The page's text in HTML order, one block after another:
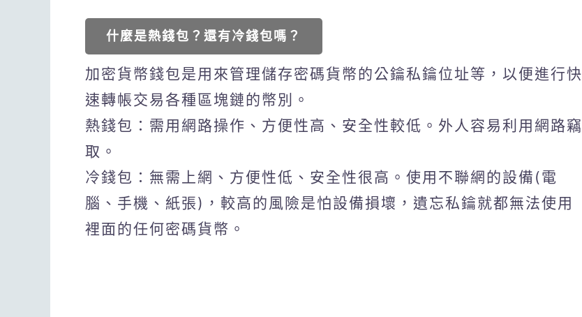
什麼是熱錢包？還有冷錢包嗎？
加密貨幣錢包是用來管理儲存密碼貨幣的公鑰私鑰位址等，以便進行快
速轉帳交易各種區塊鏈的幣別。
熱錢包：需用網路操作、方便性高、安全性較低。外人容易利用網路竊
取。
冷錢包：無需上網、方便性低、安全性很高。使用不聯網的設備(電
腦、手機、紙張)，較高的風險是怕設備損壞，遺忘私鑰就都無法使用
裡面的任何密碼貨幣。